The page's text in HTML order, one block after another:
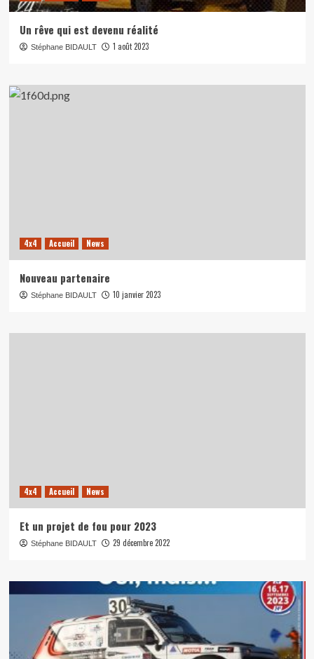
Un rêve qui est devenu réalité
Stéphane BIDAULT 1 août 2023
4x4 Accueil News
Nouveau partenaire
Stéphane BIDAULT 10 janvier 2023
4x4 Accueil News
Et un projet de fou pour 2023
Stéphane BIDAULT 29 décembre 2022